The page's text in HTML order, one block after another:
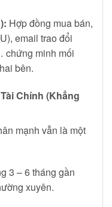
Hợp đồng mua bán,
email trao đổi
chứng minh mối
bên.
Chính (Khẳng
mạnh vẫn là một
3 – 6 tháng gần
xuyên.